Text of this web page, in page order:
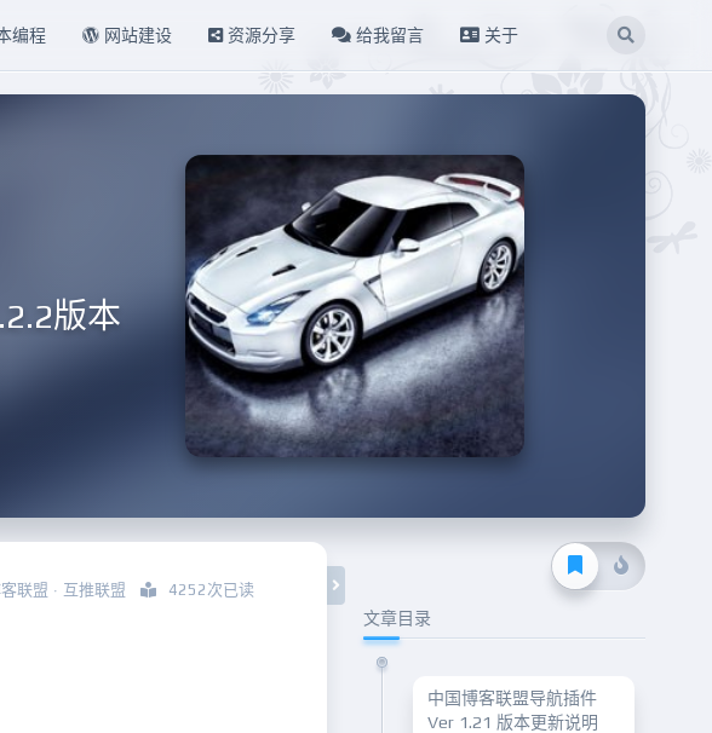
编程 网站建设 资源分享 给我留言 关于
版本
联盟 · 互推联盟 4252次已读
文章目录
中国博客联盟导航插件
Ver 1.21 版本更新说明